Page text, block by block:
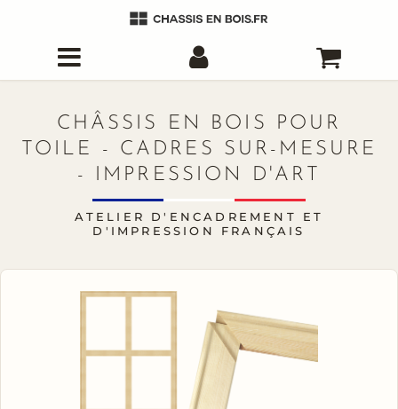
CHÂSSIS EN BOIS POUR
TOILE - CADRES SUR-MESURE
- IMPRESSION D'ART
ATELIER D'ENCADREMENT ET
D'IMPRESSION FRANÇAIS